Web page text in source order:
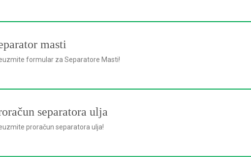
masti
formular za Separatore Masti!
separatora ulja
proračun separatora ulja!